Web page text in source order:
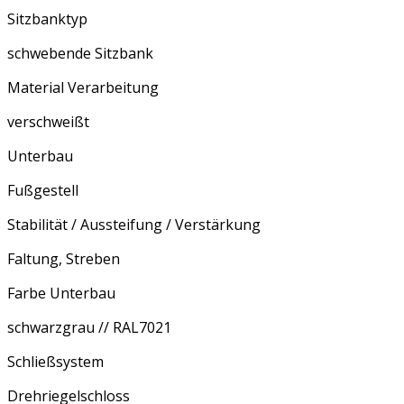
Sitzbanktyp
schwebende Sitzbank
Material Verarbeitung
verschweißt
Unterbau
Fußgestell
Stabilität / Aussteifung / Verstärkung
Faltung, Streben
Farbe Unterbau
schwarzgrau // RAL7021
Schließsystem
Drehriegelschloss